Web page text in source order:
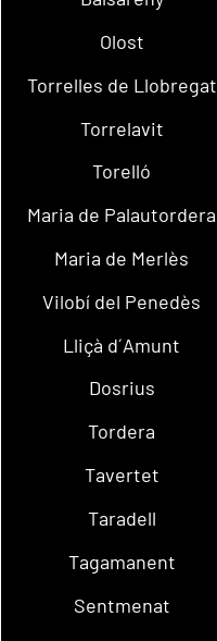
Olost
Torrelles de Llobregat
Torrelavit
Torelló
Maria de Palautordera
Maria de Merlès
Vilobí del Penedès
Lliçà d´Amunt
Dosrius
Tordera
Tavertet
Taradell
Tagamanent
Sentmenat